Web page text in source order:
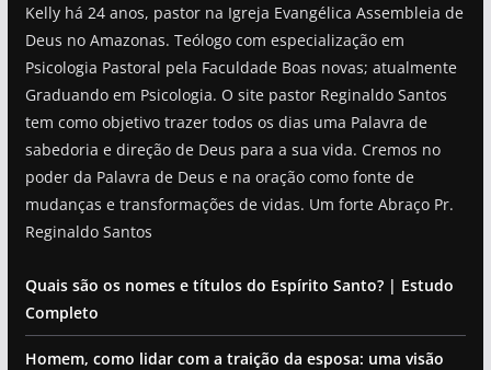
Kelly há 24 anos, pastor na Igreja Evangélica Assembleia de
Deus no Amazonas. Teólogo com especialização em
Psicologia Pastoral pela Faculdade Boas novas; atualmente
Graduando em Psicologia. O site pastor Reginaldo Santos
tem como objetivo trazer todos os dias uma Palavra de
sabedoria e direção de Deus para a sua vida. Cremos no
poder da Palavra de Deus e na oração como fonte de
mudanças e transformações de vidas. Um forte Abraço Pr.
Reginaldo Santos
Quais são os nomes e títulos do Espírito Santo? | Estudo
Completo
Homem, como lidar com a traição da esposa: uma visão